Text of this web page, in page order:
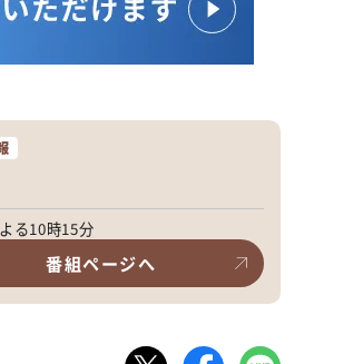
る10時15分
番組ページへ